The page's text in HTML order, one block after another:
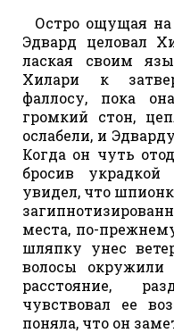
Остро ощущая на
Эдвард целовал
лаская своим
Хилари к
фаллосу, пока
громкий стон,
ослабели, и
Когда он чуть
бросив
увидел, что
места, по-
шляпку унес
волосы
расстояние,
чувствовал ее
поняла, что он